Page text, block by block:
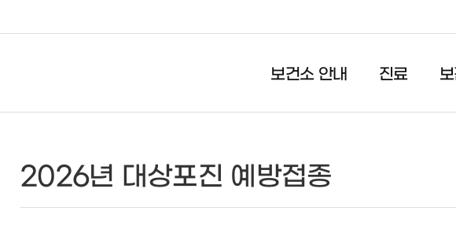
보건소 안내 진료
2026년 대상포진 예방접종